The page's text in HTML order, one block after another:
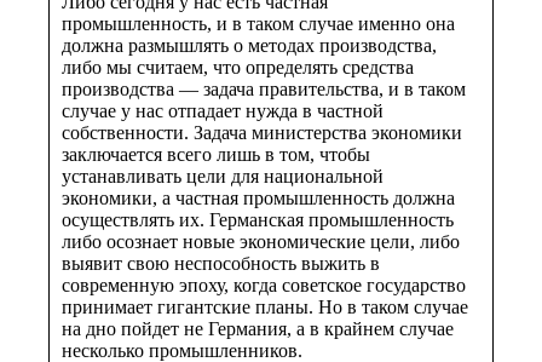
промышленность, и в таком случае именно она
должна размышлять о методах производства,
либо мы считаем, что определять средства
производства — задача правительства, и в таком
случае у нас отпадает нужда в частной
собственности. Задача министерства экономики
заключается всего лишь в том, чтобы
устанавливать цели для национальной
экономики, а частная промышленность должна
осуществлять их. Германская промышленность
либо осознает новые экономические цели, либо
выявит свою неспособность выжить в
современную эпоху, когда советское государство
принимает гигантские планы. Но в таком случае
на дно пойдет не Германия, а в крайнем случае
несколько промышленников.